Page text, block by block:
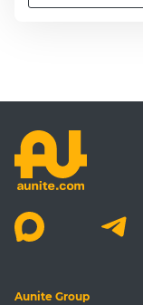
Aunite Group